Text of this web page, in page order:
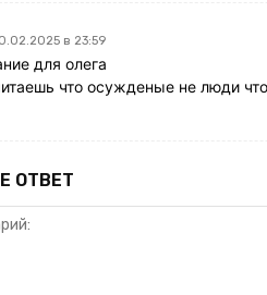
в 23:59
для олега
что осужденые не люди
ОТВЕТ